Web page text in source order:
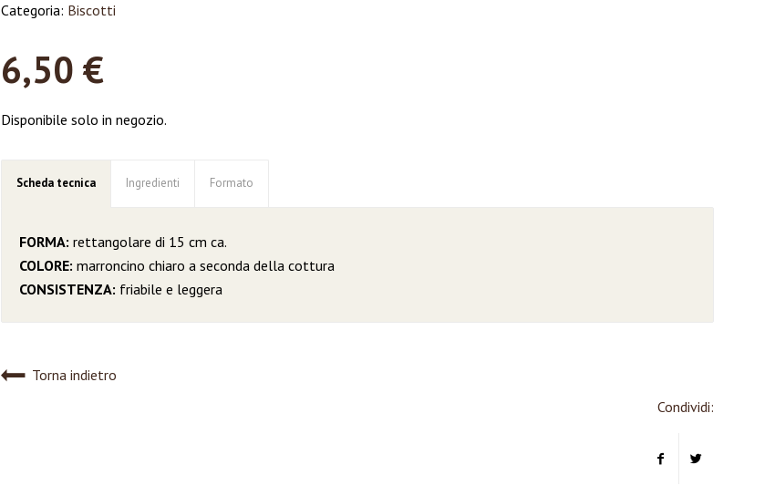
Categoria: Biscotti
6,50 €
Disponibile solo in negozio.
Scheda tecnica Ingredienti Formato
FORMA: rettangolare di 15 cm ca.
COLORE: marroncino chiaro a seconda della cottura
CONSISTENZA: friabile e leggera
Torna indietro
Condividi: